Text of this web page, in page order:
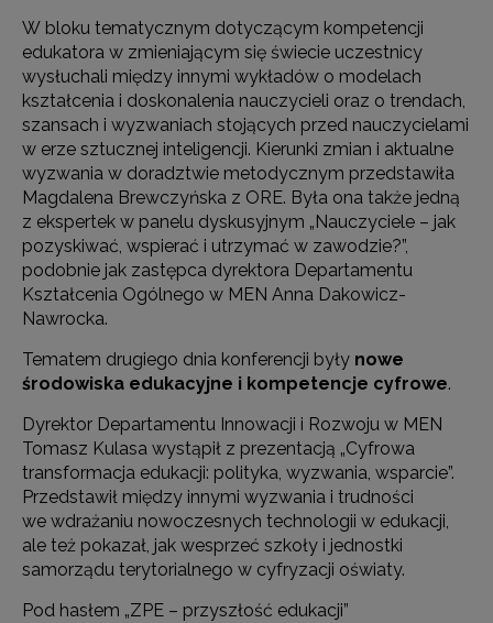
W bloku tematycznym dotyczącym kompetencji
edukatora w zmieniającym się świecie uczestnicy
wysłuchali między innymi wykładów o modelach
kształcenia i doskonalenia nauczycieli oraz o trendach,
szansach i wyzwaniach stojących przed nauczycielami
w erze sztucznej inteligencji. Kierunki zmian i aktualne
wyzwania w doradztwie metodycznym przedstawiła
Magdalena Brewczyńska z ORE. Była ona także jedną
z ekspertek w panelu dyskusyjnym „Nauczyciele – jak
pozyskiwać, wspierać i utrzymać w zawodzie?”,
podobnie jak zastępca dyrektora Departamentu
Kształcenia Ogólnego w MEN Anna Dakowicz-
Nawrocka.
Tematem drugiego dnia konferencji były nowe
środowiska edukacyjne i kompetencje cyfrowe.
Dyrektor Departamentu Innowacji i Rozwoju w MEN
Tomasz Kulasa wystąpił z prezentacją „Cyfrowa
transformacja edukacji: polityka, wyzwania, wsparcie”.
Przedstawił między innymi wyzwania i trudności
we wdrażaniu nowoczesnych technologii w edukacji,
ale też pokazał, jak wesprzeć szkoły i jednostki
samorządu terytorialnego w cyfryzacji oświaty.
Pod hasłem „ZPE – przyszłość edukacji”